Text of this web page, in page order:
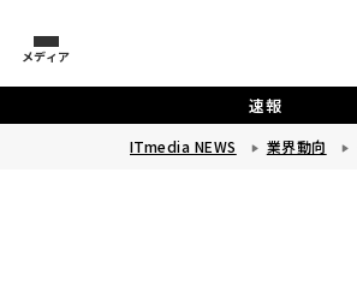
メディア
速報
ITmedia NEWS 業界動向